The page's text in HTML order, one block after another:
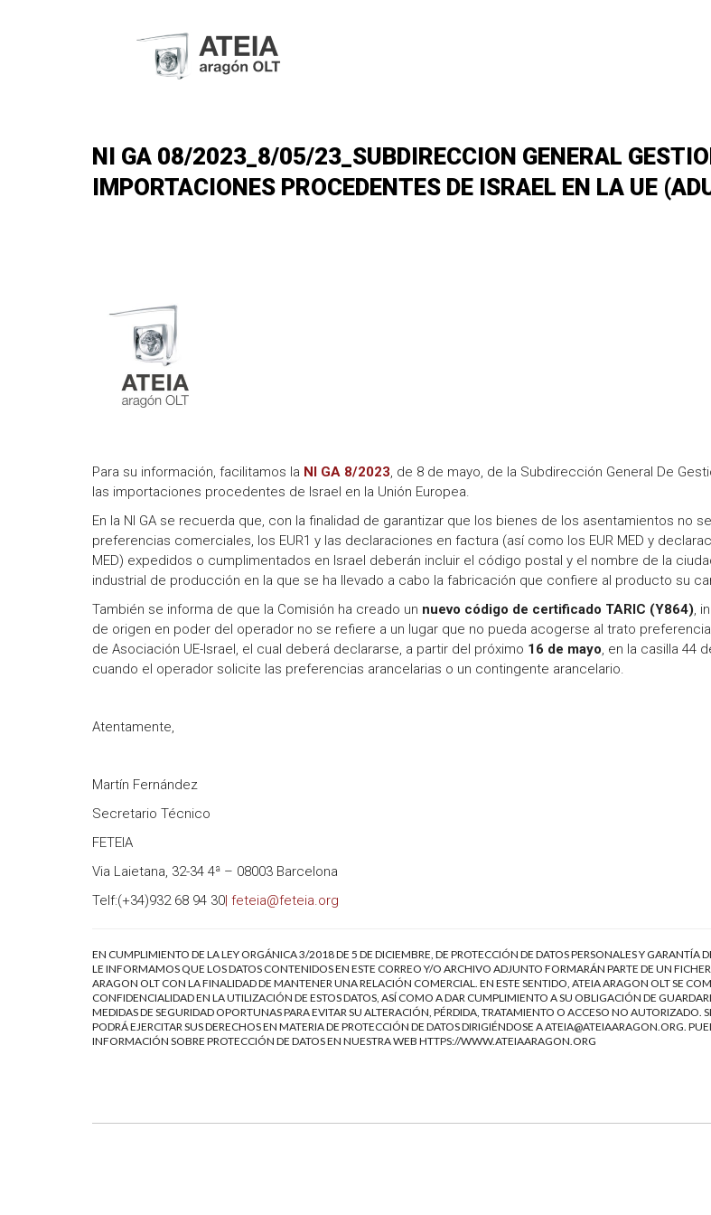
NI GA 08/2023_8/05/23_SUBDIRECCION GENERAL
IMPORTACIONES PROCEDENTES DE ISRAEL EN LA UE
Para su información, facilitamos la NI GA 8/2023, de 8 de mayo, de la Subdirección General De
las importaciones procedentes de Israel en la Unión Europea.
En la NI GA se recuerda que, con la finalidad de garantizar que los bienes de los asentamientos no
preferencias comerciales, los EUR1 y las declaraciones en factura (así como los EUR MED y
MED) expedidos o cumplimentados en Israel deberán incluir el código postal y el nombre de la
industrial de producción en la que se ha llevado a cabo la fabricación que confiere al producto su
También se informa de que la Comisión ha creado un nuevo código de certificado TARIC (Y864),
de origen en poder del operador no se refiere a un lugar que no pueda acogerse al trato
de Asociación UE-Israel, el cual deberá declararse, a partir del próximo 16 de mayo, en la casilla 44
cuando el operador solicite las preferencias arancelarias o un contingente arancelario.
Atentamente,
Martín Fernández
Secretario Técnico
FETEIA
Via Laietana, 32-34 4ª – 08003 Barcelona
Telf:(+34)932 68 94 30| feteia@feteia.org
EN CUMPLIMIENTO DE LA LEY ORGÁNICA 3/2018 DE 5 DE DICIEMBRE, DE PROTECCIÓN DE DATOS PERSONALES Y GARANTÍA
LE INFORMAMOS QUE LOS DATOS CONTENIDOS EN ESTE CORREO Y/O ARCHIVO ADJUNTO FORMARÁN PARTE DE UN
ARAGON OLT CON LA FINALIDAD DE MANTENER UNA RELACIÓN COMERCIAL. EN ESTE SENTIDO, ATEIA ARAGON OLT SE
CONFIDENCIALIDAD EN LA UTILIZACIÓN DE ESTOS DATOS, ASÍ COMO A DAR CUMPLIMIENTO A SU OBLIGACIÓN DE
MEDIDAS DE SEGURIDAD OPORTUNAS PARA EVITAR SU ALTERACIÓN, PÉRDIDA, TRATAMIENTO O ACCESO NO AUTORIZADO.
PODRÁ EJERCITAR SUS DERECHOS EN MATERIA DE PROTECCIÓN DE DATOS DIRIGIÉNDOSE AATEIA@ATEIAARAGON.ORG.
INFORMACIÓN SOBRE PROTECCIÓN DE DATOS EN NUESTRA WEB HTTPS://WWW.ATEIAARAGON.ORG